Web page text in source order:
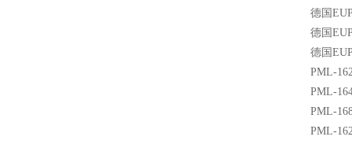
德国
德国
德国
PML-
PML-
PML-
PML-